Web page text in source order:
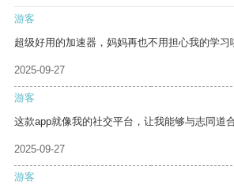
游客
超级好用的加速器，妈妈再也不用担心我的学习
2025-09-27
游客
这款app就像我的社交平台，让我能够与志同道
2025-09-27
游客